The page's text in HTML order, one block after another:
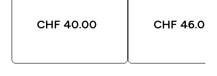
CHF 40.00‎ CHF 46.00‎